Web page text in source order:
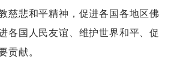
慈悲和平精神，促进各国各地区佛
各国人民友谊、维护世界和平、促
贡献。